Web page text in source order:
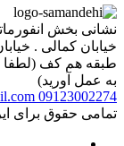
نشانی بخش
طبقه هم کف (لطفا
به عمل آورید)
09123002274
تمامی حقوق برای